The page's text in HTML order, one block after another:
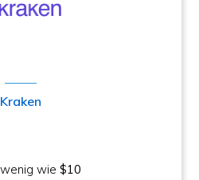
Kraken
wenig wie$10